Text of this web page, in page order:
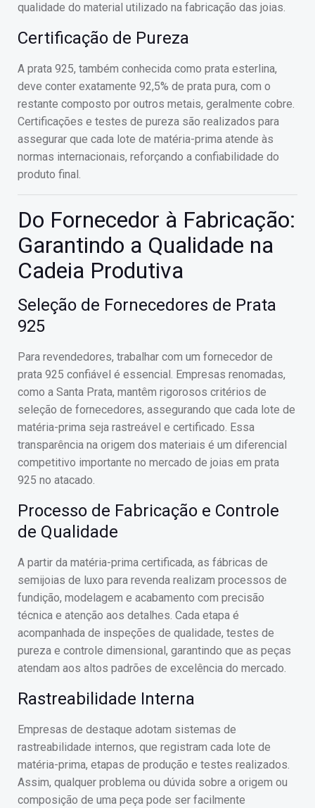
qualidade do material utilizado na fabricação das joias.
Certificação de Pureza
A prata 925, também conhecida como prata esterlina,
deve conter exatamente 92,5% de prata pura, com o
restante composto por outros metais, geralmente cobre.
Certificações e testes de pureza são realizados para
assegurar que cada lote de matéria-prima atende às
normas internacionais, reforçando a confiabilidade do
produto final.
Do Fornecedor à Fabricação:
Garantindo a Qualidade na
Cadeia Produtiva
Seleção de Fornecedores de Prata
925
Para revendedores, trabalhar com um fornecedor de
prata 925 confiável é essencial. Empresas renomadas,
como a Santa Prata, mantêm rigorosos critérios de
seleção de fornecedores, assegurando que cada lote de
matéria-prima seja rastreável e certificado. Essa
transparência na origem dos materiais é um diferencial
competitivo importante no mercado de joias em prata
925 no atacado.
Processo de Fabricação e Controle
de Qualidade
A partir da matéria-prima certificada, as fábricas de
semijoias de luxo para revenda realizam processos de
fundição, modelagem e acabamento com precisão
técnica e atenção aos detalhes. Cada etapa é
acompanhada de inspeções de qualidade, testes de
pureza e controle dimensional, garantindo que as peças
atendam aos altos padrões de excelência do mercado.
Rastreabilidade Interna
Empresas de destaque adotam sistemas de
rastreabilidade internos, que registram cada lote de
matéria-prima, etapas de produção e testes realizados.
Assim, qualquer problema ou dúvida sobre a origem ou
composição de uma peça pode ser facilmente